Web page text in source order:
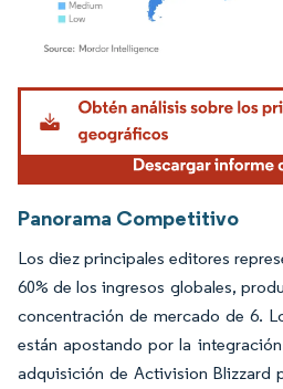
Imagen © Mordor Intelligence. El uso
Panorama Competitivo
Los diez principales editores
60% de los ingresos globales,
concentración de mercado de 6.
están apostando por la
adquisición de Activision Blizzard